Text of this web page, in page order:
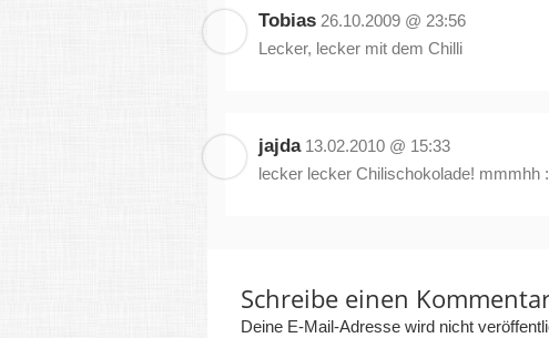
Tobias 26.10.2009 @ 23:56
Lecker, lecker mit dem Chilli
jajda 13.02.2010 @ 15:33
lecker lecker Chilischokolade! mmmhh
Schreibe einen
Deine E-Mail-Adresse wird nicht